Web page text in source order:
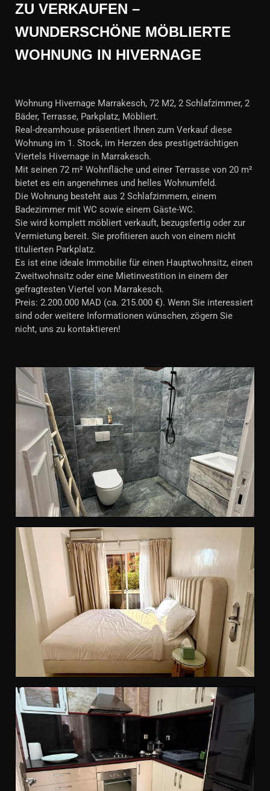
ZU VERKAUFEN –
WUNDERSCHÖNE MÖBLIERTE
WOHNUNG IN HIVERNAGE
Wohnung Hivernage Marrakesch, 72 M2, 2 Schlafzimmer, 2
Bäder, Terrasse, Parkplatz, Möbliert.
Real-dreamhouse präsentiert Ihnen zum Verkauf diese
Wohnung im 1. Stock, im Herzen des prestigeträchtigen
Viertels Hivernage in Marrakesch.
Mit seinen 72 m² Wohnfläche und einer Terrasse von 20 m²
bietet es ein angenehmes und helles Wohnumfeld.
Die Wohnung besteht aus 2 Schlafzimmern, einem
Badezimmer mit WC sowie einem Gäste-WC.
Sie wird komplett möbliert verkauft, bezugsfertig oder zur
Vermietung bereit. Sie profitieren auch von einem nicht
titulierten Parkplatz.
Es ist eine ideale Immobilie für einen Hauptwohnsitz, einen
Zweitwohnsitz oder eine Mietinvestition in einem der
gefragtesten Viertel von Marrakesch.
Preis: 2.200.000 MAD (ca. 215.000 €). Wenn Sie interessiert
sind oder weitere Informationen wünschen, zögern Sie
nicht, uns zu kontaktieren!